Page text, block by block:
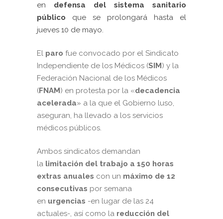
en defensa del sistema sanitario
público que se prolongará hasta el
jueves 10 de mayo.
El paro fue convocado por el Sindicato
Independiente de los Médicos (SIM) y la
Federación Nacional de los Médicos
(FNAM) en protesta por la «decadencia
acelerada» a la que el Gobierno luso,
aseguran, ha llevado a los servicios
médicos públicos.
Ambos sindicatos demandan
la limitación del trabajo a 150 horas
extras anuales con un máximo de 12
consecutivas por semana
en urgencias -en lugar de las 24
actuales-, así como la reducción del